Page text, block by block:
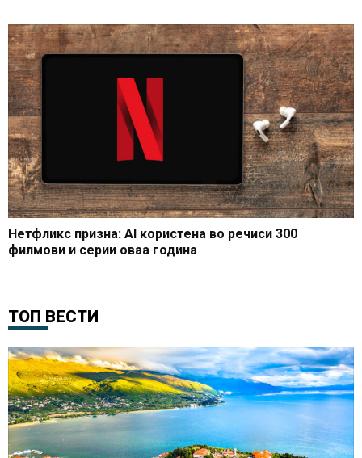
Нетфликс призна: AI користена во речиси 300
филмови и серии оваа година
ТОП ВЕСТИ